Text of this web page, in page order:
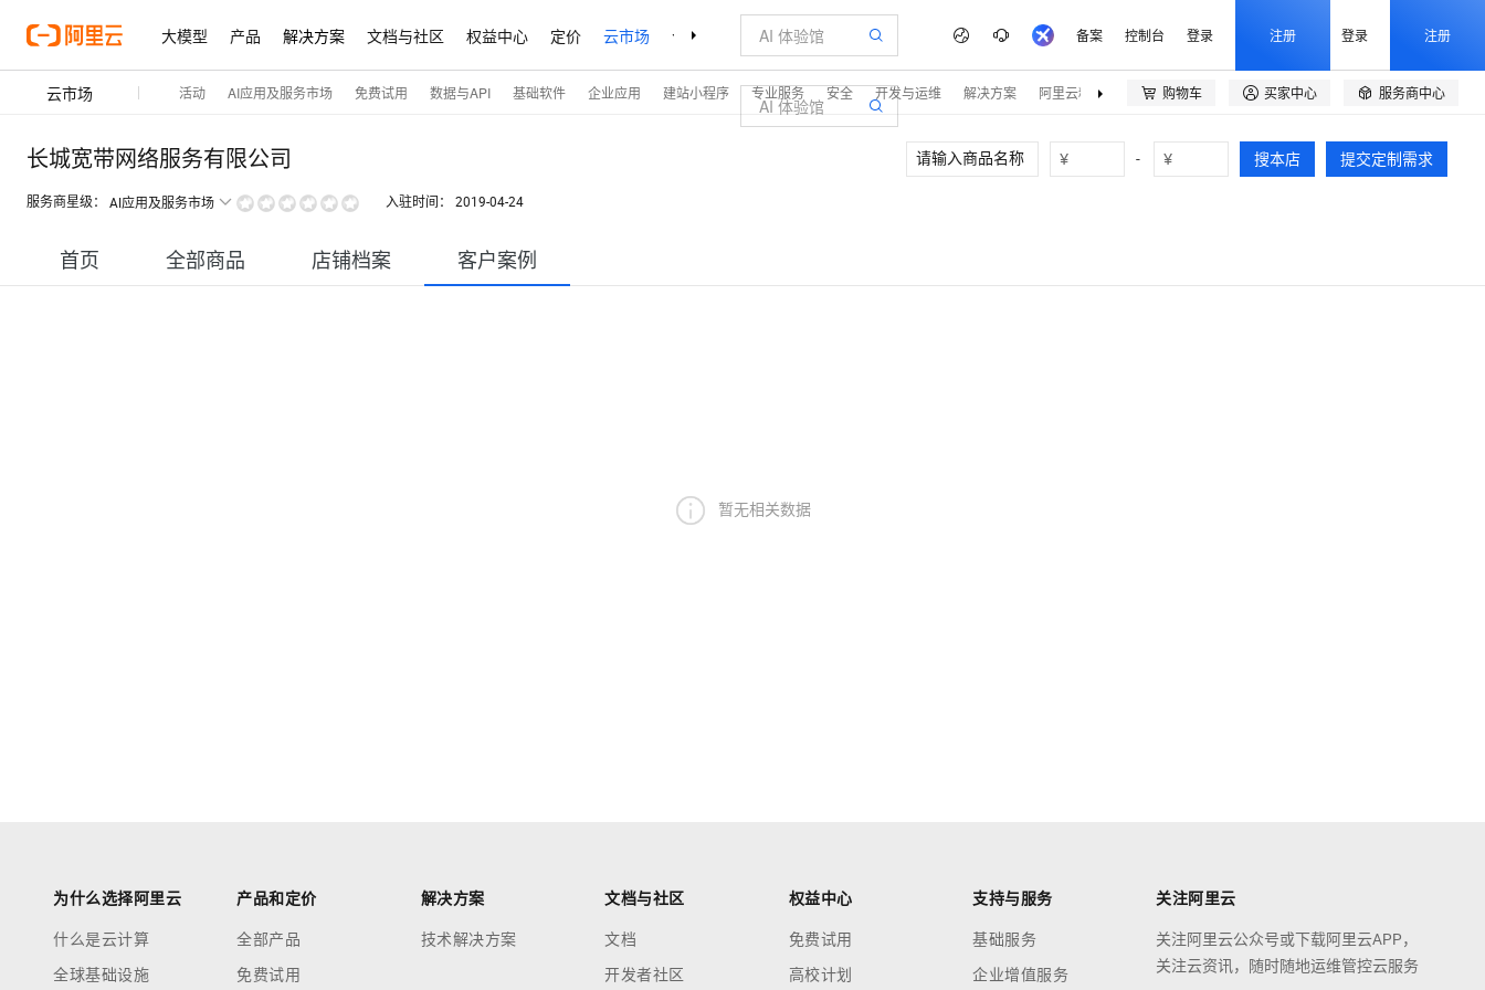
大模型 产品 解决方案 文档与社区 权益中心 定价 云市场 合作伙伴 支持与服务 了解阿里云 备案 控制台 登录 注册 登录 注册
云市场 活动 AI应用及服务市场 免费试用 数据与API 基础软件 企业应用 建站小程序 专业服务 安全 开发与运维 解决方案 阿里云精选 伙伴招募
 购物车  买家中心  服务商中心
长城宽带网络服务有限公司
服务商星级： AI应用及服务市场 入驻时间： 2019-04-24
¥ - ¥ 搜本店 提交定制需求
首页 全部商品 店铺档案 客户案例
暂无相关数据
为什么选择阿里云
什么是云计算
全球基础设施
产品和定价
全部产品
免费试用
解决方案
技术解决方案
文档与社区
文档
开发者社区
权益中心
免费试用
高校计划
支持与服务
基础服务
企业增值服务
关注阿里云
关注阿里云公众号或下载阿里云APP，
关注云资讯，随时随地运维管控云服务